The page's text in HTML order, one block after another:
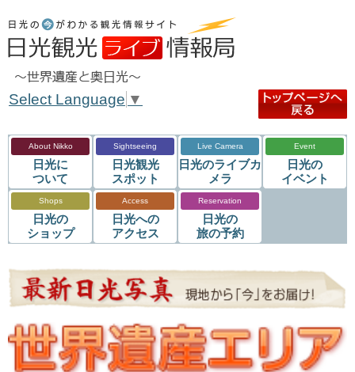
Select Language ▼
About Nikko
日光に
ついて
Sightseeing
日光観光
スポット
Live Camera
日光のライブカ
メラ
Event
日光の
イベント
Shops
日光の
ショップ
Access
日光への
アクセス
Reservation
日光の
旅の予約